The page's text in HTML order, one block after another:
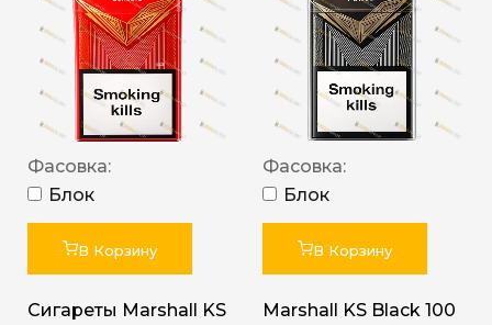
Фасовка:
Блок
В Корзину
Сигареты Marshall KS
Фасовка:
Блок
В Корзину
Marshall KS Black 100